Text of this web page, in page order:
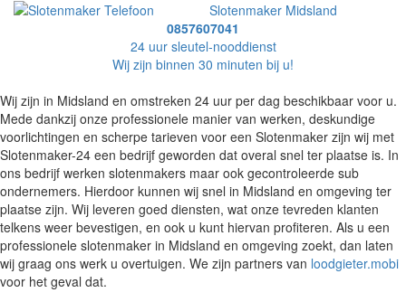
Slotenmaker Midsland
0857607041
24 uur sleutel-nooddienst
Wij zijn binnen 30 minuten bij u!
Wij zijn in Midsland en omstreken 24 uur per dag beschikbaar voor u.
Mede dankzij onze professionele manier van werken, deskundige
voorlichtingen en scherpe tarieven voor een Slotenmaker zijn wij met
Slotenmaker-24 een bedrijf geworden dat overal snel ter plaatse is. In
ons bedrijf werken slotenmakers maar ook gecontroleerde sub
ondernemers. Hierdoor kunnen wij snel in Midsland en omgeving ter
plaatse zijn. Wij leveren goed diensten, wat onze tevreden klanten
telkens weer bevestigen, en ook u kunt hiervan profiteren. Als u een
professionele slotenmaker in Midsland en omgeving zoekt, dan laten
wij graag ons werk u overtuigen. We zijn partners van loodgieter.mobi
voor het geval dat.